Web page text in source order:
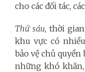
cho các đối tác,
Thứ sáu, thời
khu vực có
bảo vệ chủ quyền
những khó